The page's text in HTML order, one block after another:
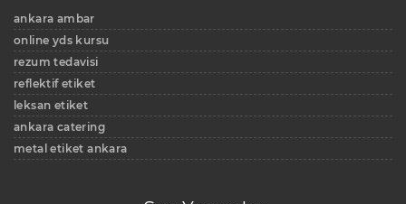
ankara ambar
online yds kursu
rezum tedavisi
reflektif etiket
leksan etiket
ankara catering
metal etiket ankara